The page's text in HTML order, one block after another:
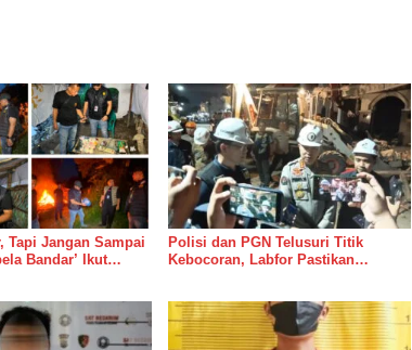
Tapi Jangan Sampai
Bandar’ Ikut
Polisi dan PGN Telusuri Titik
Kebocoran, Labfor Pastikan